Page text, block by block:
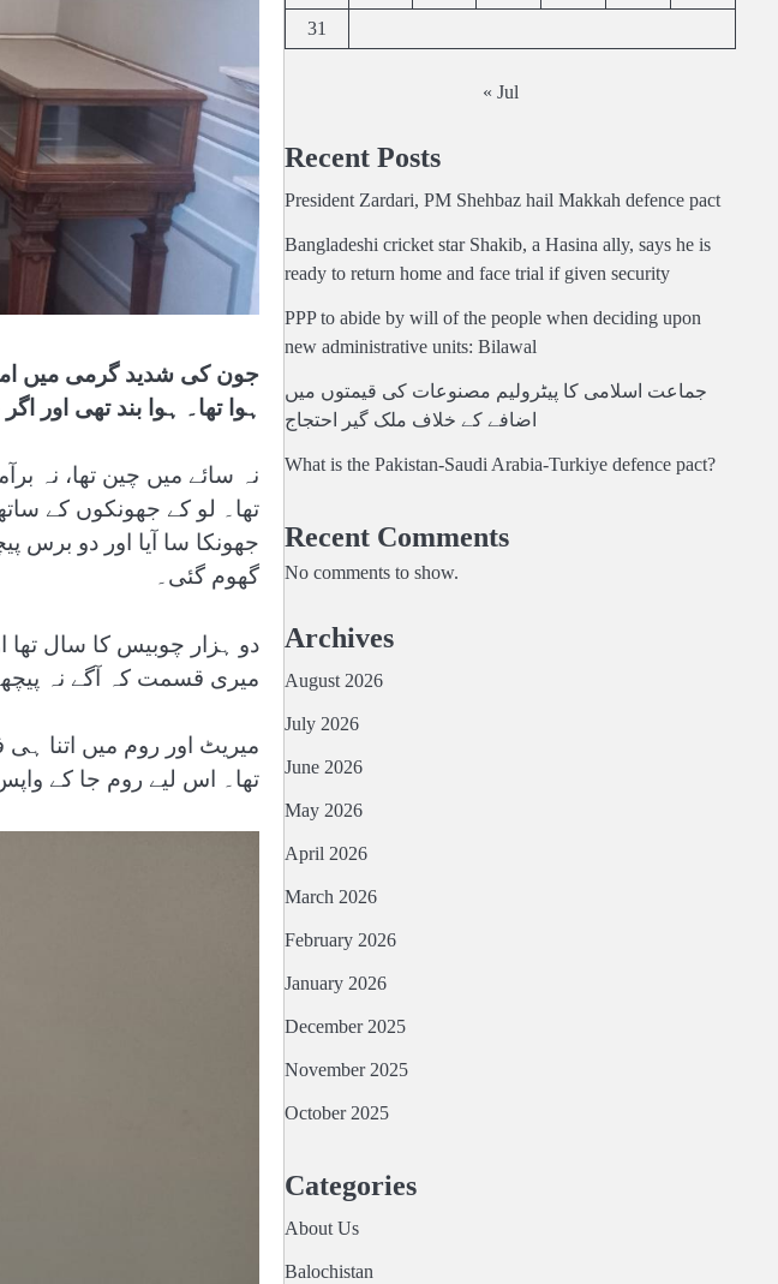
جون کی شدید گرمی میں
ہوا تھا۔ ہوا بند تھی اور
نہ سائے میں چین تھا، نہ
تھا۔ لو کے جھونکوں کے
جھونکا سا آیا اور دو برس
گھوم گئی۔
دو ہزار چوبیس کا سال
میری قسمت کہ آگے نہ
تھا۔ اس لیے روم جا کے
31
« Jul
Recent Posts
President Zardari, PM Shehbaz hail Makkah defence pact
Bangladeshi cricket star Shakib, a Hasina ally, says he is
ready to return home and face trial if given security
PPP to abide by will of the people when deciding upon
new administrative units: Bilawal
جماعت اسلامی کا پیٹرولیم مصنوعات کی قیمتوں میں
اضافے کے خلاف ملک گیر احتجاج
What is the Pakistan-Saudi Arabia-Turkiye defence pact?
Recent Comments
No comments to show.
Archives
August 2026
July 2026
June 2026
May 2026
April 2026
March 2026
February 2026
January 2026
December 2025
November 2025
October 2025
Categories
About Us
Balochistan